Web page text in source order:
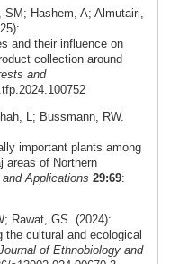
Hashem, A; Almutairi,
and their influence on
collection around
and
L; Bussmann, RW.
important plants among
areas of Northern
Applications 29:69:
Rawat, GS. (2024):
the cultural and ecological
of Ethnobiology and